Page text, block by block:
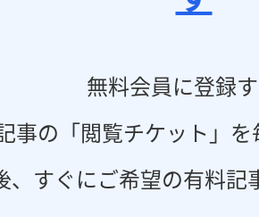
無料会員に登録
事の「閲覧チケット」
、すぐにご希望の有料記